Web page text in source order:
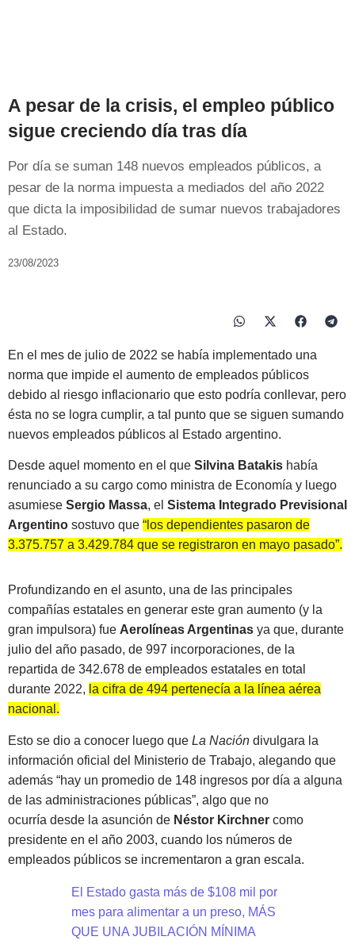
A pesar de la crisis, el empleo público
sigue creciendo día tras día
Por día se suman 148 nuevos empleados públicos, a
pesar de la norma impuesta a mediados del año 2022
que dicta la imposibilidad de sumar nuevos trabajadores
al Estado.
23/08/2023
En el mes de julio de 2022 se había implementado una
norma que impide el aumento de empleados públicos
debido al riesgo inflacionario que esto podría conllevar, pero
ésta no se logra cumplir, a tal punto que se siguen sumando
nuevos empleados públicos al Estado argentino.
Desde aquel momento en el que Silvina Batakis había
renunciado a su cargo como ministra de Economía y luego
asumiese Sergio Massa, el Sistema Integrado Previsional
Argentino sostuvo que “los dependientes pasaron de
3.375.757 a 3.429.784 que se registraron en mayo pasado”.
Profundizando en el asunto, una de las principales
compañías estatales en generar este gran aumento (y la
gran impulsora) fue Aerolíneas Argentinas ya que, durante
julio del año pasado, de 997 incorporaciones, de la
repartida de 342.678 de empleados estatales en total
durante 2022, la cifra de 494 pertenecía a la línea aérea
nacional .
Esto se dio a conocer luego que La Nación divulgara la
información oficial del Ministerio de Trabajo, alegando que
además “hay un promedio de 148 ingresos por día a alguna
de las administraciones públicas”, algo que no
ocurría desde la asunción de Néstor Kirchner como
presidente en el año 2003, cuando los números de
empleados públicos se incrementaron a gran escala.
El Estado gasta más de $108 mil por
mes para alimentar a un preso, MÁS
QUE UNA JUBILACIÓN MÍNIMA